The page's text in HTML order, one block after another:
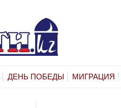
ДЕНЬ ПОБЕДЫ МИГРАЦИЯ